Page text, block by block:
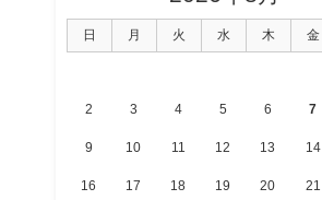
日 月 火 水 木 金
2 3 4 5 6 7
9 10 11 12 13 14
16 17 18 19 20 21